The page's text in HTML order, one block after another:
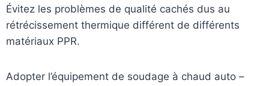
Évitez les problèmes de qualité cachés dus au
rétrécissement thermique différent de différents
matériaux PPR.
Adopter l’équipement de soudage à chaud auto –